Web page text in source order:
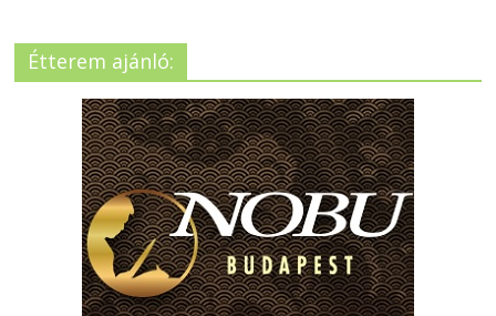
Étterem ajánló: